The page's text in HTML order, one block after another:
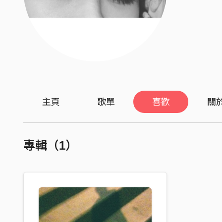
主頁 歌單 喜歡 關
專輯（1）